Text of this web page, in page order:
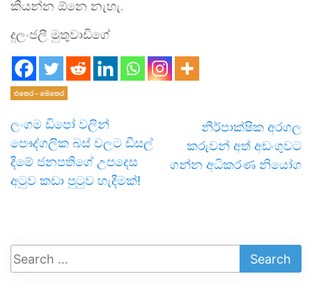
කියන්න ඕනෙ නැහැ.
දුලංජලී මුතුවාඩිගේ
එතෙර - මෙතෙර
ලංගම ඩිපෝ වලින්
පෞද්ගලික බස් වලට ඩීසල්
දීමේ ජනපතිගේ උපදෙස
අටුව කඩා පුටුව හැදීමක්!
නිර්පාක්ෂික අරගල
කරුවන් අත් අඩංගුවට
ගන්න අධිකරණ නියෝග